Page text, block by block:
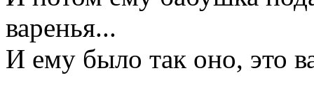
варенья...
И ему было так оно, это